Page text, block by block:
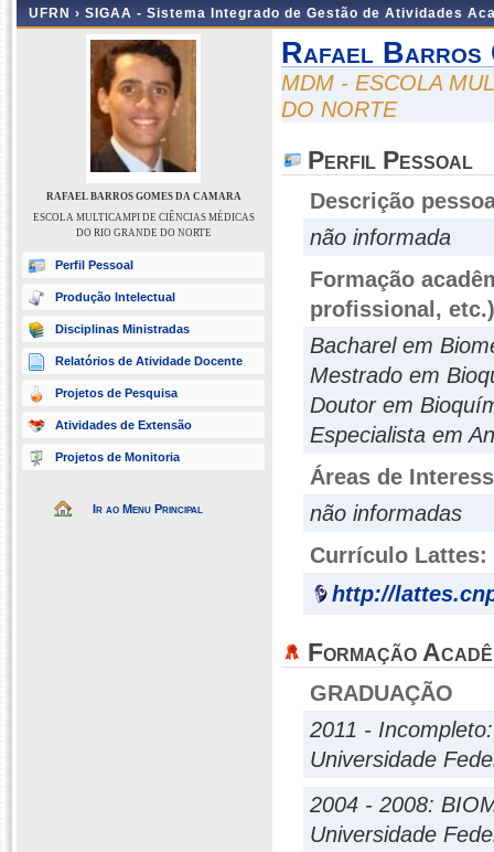
UFRN › SIGAA - Sistema Integrado de Gestão de Atividades
RAFAEL BARROS GOMES DA CAMARA
ESCOLA MULTICAMPI DE CIÊNCIAS MÉDICAS
DO RIO GRANDE DO NORTE
Perfil Pessoal
Produção Intelectual
Disciplinas Ministradas
Relatórios de Atividade Docente
Projetos de Pesquisa
Atividades de Extensão
Projetos de Monitoria
Ir ao Menu Principal
Rafael Barros
MDM - ESCOLA
DO NORTE
Perfil Pessoal
Descrição
não informada
Formação
profissional, etc.)
Bacharel em
Mestrado em
Doutor em
Especialista em
Áreas de
não informadas
Currículo Lattes:
http://
Formação
GRADUAÇÃO
2011 -
Universidade
2004 - 2008:
Universidade